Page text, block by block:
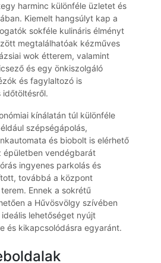
harminc különféle üzletet és
Kiemelt hangsúlyt kap a
sokféle kulináris élményt
megtalálhatóak kézműves
wok étterem, valamint
és egy önkiszolgáló
és fagylaltozó is
időtöltésről.
kínálatán túl különféle
szépségápolás,
és biobolt is elérhető
épületben vendégbarát
ingyenes parkolás és
továbbá a központ
Ennek a sokrétű
a Hűvösvölgy szívében
lehetőséget nyújt
és kikapcsolódásra egyaránt.